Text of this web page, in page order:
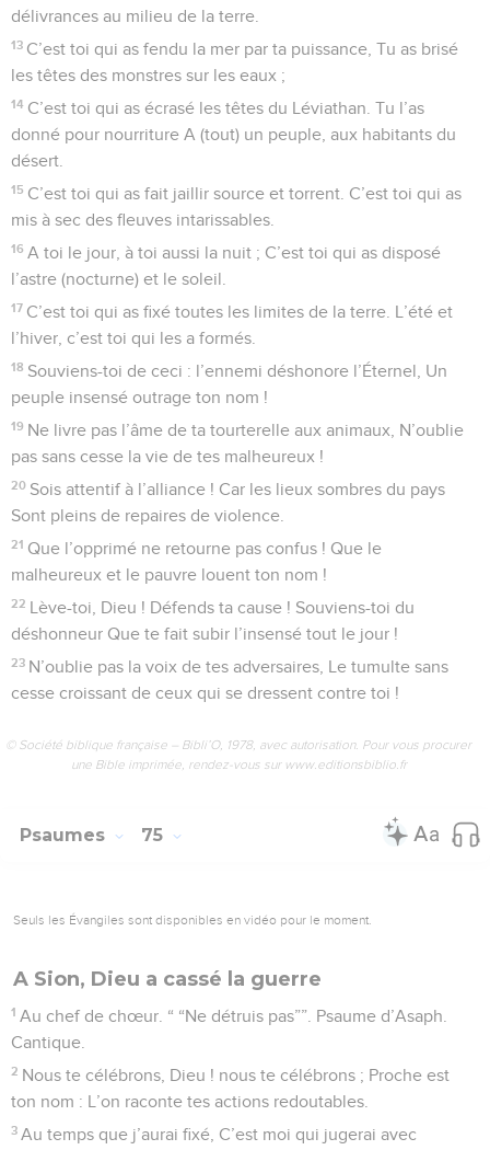
délivrances au milieu de la terre.
13 C’est toi qui as fendu la mer par ta puissance, Tu as brisé
les têtes des monstres sur les eaux ;
14 C’est toi qui as écrasé les têtes du Léviathan. Tu l’as
donné pour nourriture A (tout) un peuple, aux habitants du
désert.
15 C’est toi qui as fait jaillir source et torrent. C’est toi qui as
mis à sec des fleuves intarissables.
16 A toi le jour, à toi aussi la nuit ; C’est toi qui as disposé
l’astre (nocturne) et le soleil.
17 C’est toi qui as fixé toutes les limites de la terre. L’été et
l’hiver, c’est toi qui les a formés.
18 Souviens-toi de ceci : l’ennemi déshonore l’Éternel, Un
peuple insensé outrage ton nom !
19 Ne livre pas l’âme de ta tourterelle aux animaux, N’oublie
pas sans cesse la vie de tes malheureux !
20 Sois attentif à l’alliance ! Car les lieux sombres du pays
Sont pleins de repaires de violence.
21 Que l’opprimé ne retourne pas confus ! Que le
malheureux et le pauvre louent ton nom !
22 Lève-toi, Dieu ! Défends ta cause ! Souviens-toi du
déshonneur Que te fait subir l’insensé tout le jour !
23 N’oublie pas la voix de tes adversaires, Le tumulte sans
cesse croissant de ceux qui se dressent contre toi !
© Société biblique française – Bibli’O, 1978, avec autorisation. Pour vous procurer
une Bible imprimée, rendez-vous sur www.editionsbiblio.fr
Psaumes 75
Seuls les Évangiles sont disponibles en vidéo pour le moment.
A Sion, Dieu a cassé la guerre
1 Au chef de chœur. “ “Ne détruis pas””. Psaume d’Asaph.
Cantique.
2 Nous te célébrons, Dieu ! nous te célébrons ; Proche est
ton nom : L’on raconte tes actions redoutables.
3 Au temps que j’aurai fixé, C’est moi qui jugerai avec